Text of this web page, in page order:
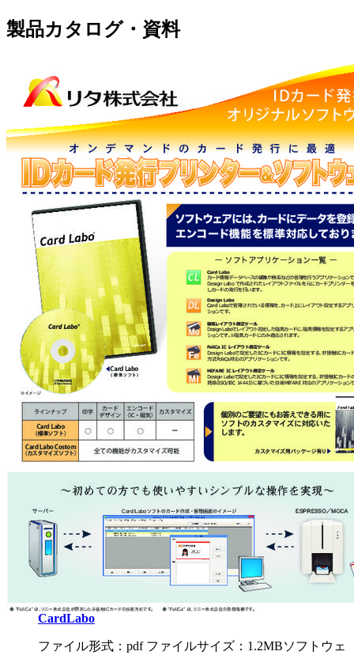
製品カタログ・資料
CardLabo
ファイル形式：pdf ファイルサイズ：1.2MBソフトウェ